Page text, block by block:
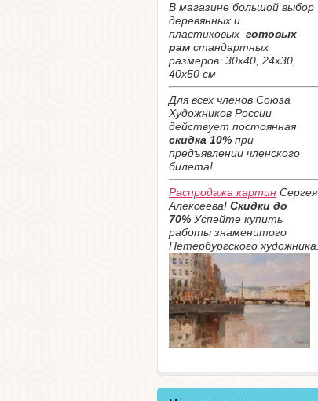
В магазине большой выбор
деревянных и
пластиковых готовых
рам стандартных
размеров: 30х40, 24х30,
40х50 см
Для всех членов Союза
Художников России
действует постоянная
скидка 10% при
предъявлении членского
билета!
Распродажа картин Сергея
Алексеева! Скидки до
70% Успейте купить
работы знаменитого
Петербургского художника.